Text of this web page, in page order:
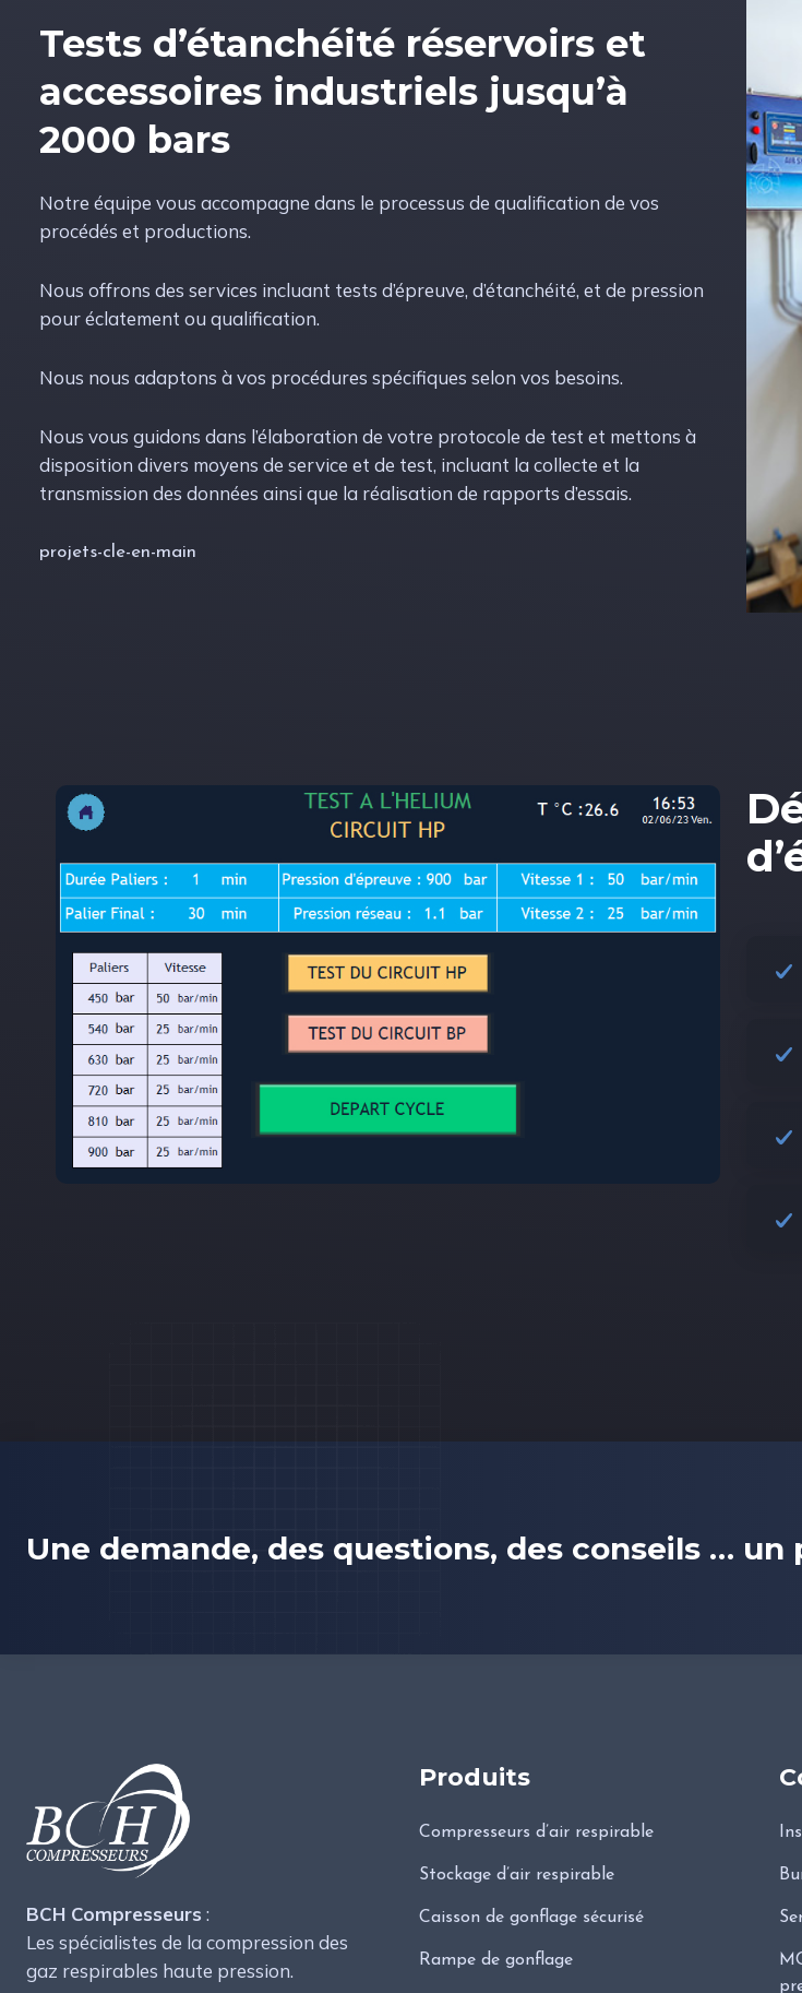
Tests d’étanchéité réservoirs et
accessoires industriels jusqu’à
2000 bars
Notre équipe vous accompagne dans le processus de qualification de vos
procédés et productions.
Nous offrons des services incluant tests d’épreuve, d’étanchéité, et de pression
pour éclatement ou qualification.
Nous nous adaptons à vos procédures spécifiques selon vos besoins.
Nous vous guidons dans l’élaboration de votre protocole de test et mettons à
disposition divers moyens de service et de test, incluant la collecte et la
transmission des données ainsi que la réalisation de rapports d’essais.
projets-cle-en-main
Une demande, des questions, des conseils … un
BCH Compresseurs :
Les spécialistes de la compression des
gaz respirables haute pression.
Produits
Compresseurs d’air respirable
Stockage d’air respirable
Caisson de gonflage sécurisé
Rampe de gonflage